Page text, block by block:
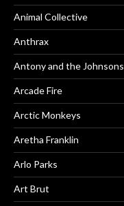
Animal Collective
Anthrax
Antony and the Johnsons
Arcade Fire
Arctic Monkeys
Aretha Franklin
Arlo Parks
Art Brut